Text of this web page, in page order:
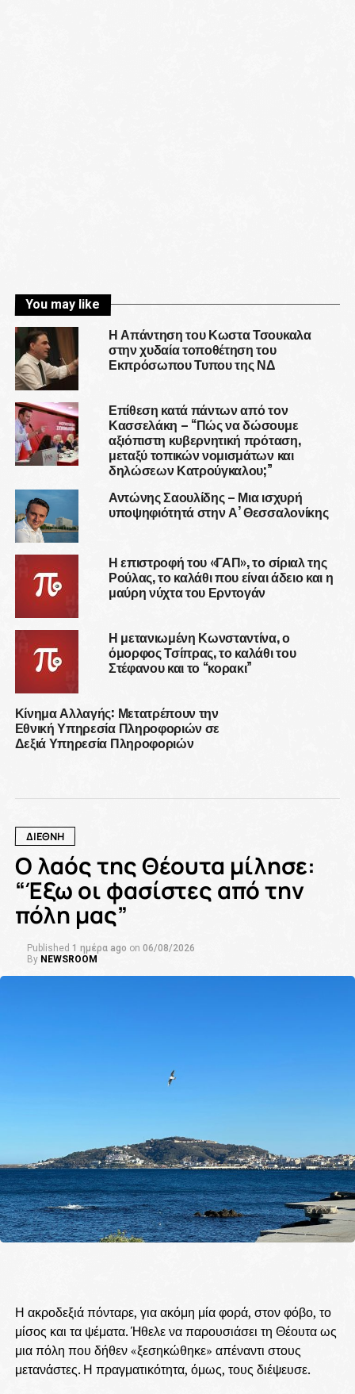
You may like
Η Απάντηση του Κωστα Τσουκαλα
στην χυδαία τοποθέτηση του
Εκπρόσωπου Τυπου της ΝΔ
Επίθεση κατά πάντων από τον
Κασσελάκη – “Πώς να δώσουμε
αξιόπιστη κυβερνητική πρόταση,
μεταξύ τοπικών νομισμάτων και
δηλώσεων Κατρούγκαλου;”
Αντώνης Σαουλίδης – Μια ισχυρή
υποψηφιότητά στην Α’ Θεσσαλονίκης
Η επιστροφή του «ΓΑΠ», το σίριαλ της
Ρούλας, το καλάθι που είναι άδειο και η
μαύρη νύχτα του Ερντογάν
Η μετανιωμένη Κωνσταντίνα, ο
όμορφος Τσίπρας, το καλάθι του
Στέφανου και το “κορακι”
Κίνημα Αλλαγής: Μετατρέπουν την
Εθνική Υπηρεσία Πληροφοριών σε
Δεξιά Υπηρεσία Πληροφοριών
ΔΙΕΘΝΗ
Ο λαός της Θέουτα μίλησε:
“Έξω οι φασίστες από την
πόλη μας”
Published 1 ημέρα ago on 06/08/2026
By NEWSROOM
Η ακροδεξιά πόνταρε, για ακόμη μία φορά, στον φόβο, το
μίσος και τα ψέματα. Ήθελε να παρουσιάσει τη Θέουτα ως
μια πόλη που δήθεν «ξεσηκώθηκε» απέναντι στους
μετανάστες. Η πραγματικότητα, όμως, τους διέψευσε.